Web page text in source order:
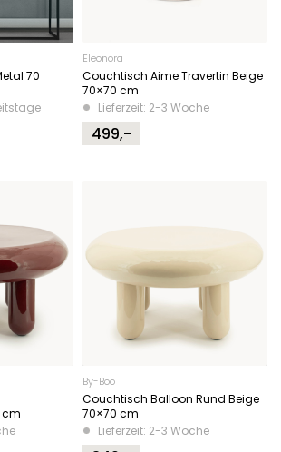
70
Eleonora
Couchtisch Aime Travertin Beige
70×70 cm
Lieferzeit: 2-3 Woche
499,-
cm
By-Boo
Couchtisch Balloon Rund Beige
70×70 cm
Lieferzeit: 2-3 Woche